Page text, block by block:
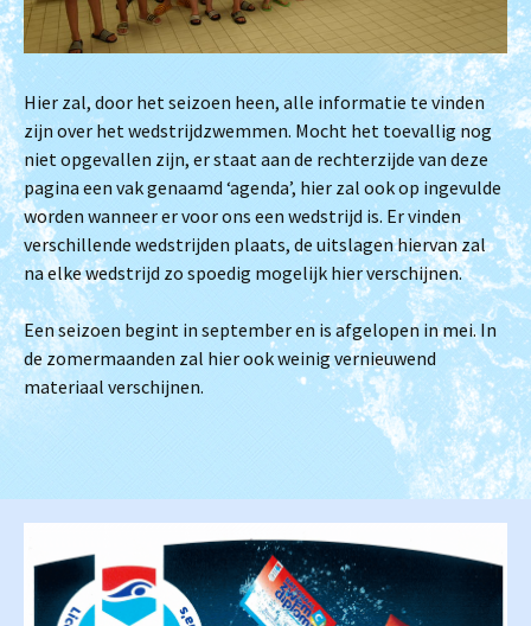
Hier zal, door het seizoen heen, alle informatie te vinden
zijn over het wedstrijdzwemmen. Mocht het toevallig nog
niet opgevallen zijn, er staat aan de rechterzijde van deze
pagina een vak genaamd ‘agenda’, hier zal ook op ingevulde
worden wanneer er voor ons een wedstrijd is. Er vinden
verschillende wedstrijden plaats, de uitslagen hiervan zal
na elke wedstrijd zo spoedig mogelijk hier verschijnen.
Een seizoen begint in september en is afgelopen in mei. In
de zomermaanden zal hier ook weinig vernieuwend
materiaal verschijnen.